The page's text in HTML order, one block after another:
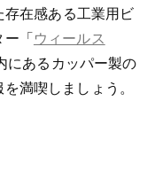
在感ある工業用ビ
ー「ウィールス
にあるカッパー製の
満喫しましょう。